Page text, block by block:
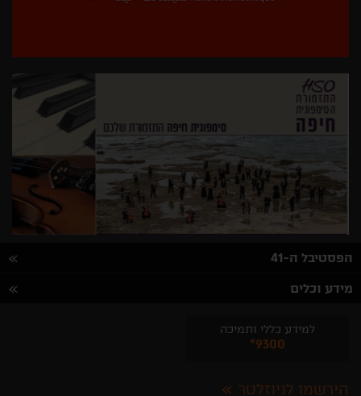
הפסטיבל ה-41
מידע וכלים
למידע כללי ותמיכה
*9300
הירשמו לניוזלטר